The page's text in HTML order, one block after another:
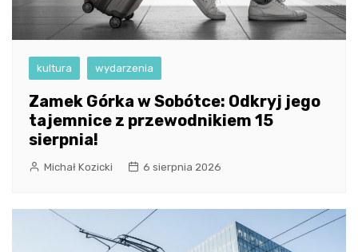
kultura wydarzenia
Zamek Górka w Sobótce: Odkryj jego
tajemnice z przewodnikiem 15
sierpnia!
Michał Kozicki 6 sierpnia 2026